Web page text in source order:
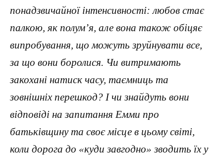
понадзвичайної інтенсивності: любов стає
палкою, як полум’я, але вона також обіцяє
випробування, що можуть зруйнувати все,
за що вони боролися. Чи витримають
закохані натиск часу, таємниць та
зовнішніх перешкод? І чи знайдуть вони
відповіді на запитання Емми про
батьківщину та своє місце в цьому світі,
коли дорога до «куди завгодно» зводить їх у